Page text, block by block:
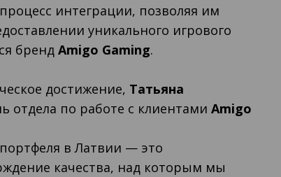
интеграции, позволяя им
уникального игрового
брендAmigo Gaming.
достижение, Татьяна
отдела по работе с клиентамиAmigo
в Латвии — это
качества, над которым мы